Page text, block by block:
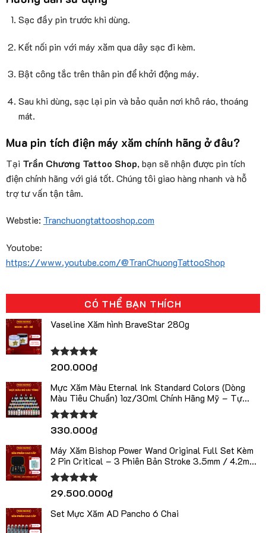
Sạc đầy pin trước khi dùng.
Kết nối pin với máy xăm qua dây sạc đi kèm.
Bật công tắc trên thân pin để khởi động máy.
Sau khi dùng, sạc lại pin và bảo quản nơi khô ráo, thoáng
mát.
Mua pin tích điện máy xăm chính hãng ở đâu?
Tại Trần Chương Tattoo Shop, bạn sẽ nhận được pin tích
điện chính hãng với giá tốt. Chúng tôi giao hàng nhanh và hỗ
trợ tư vấn tận tâm.
Webstie: Tranchuongtattooshop.com
Youtobe:
https://www.youtube.com/@TranChuongTattooShop
CÓ THỂ BẠN THÍCH
Vaseline Xăm hình BraveStar 280g
Được xếp
5 sao
200.000₫
Mực Xăm Màu Eternal Ink Standard Colors (Dòng
Màu Tiêu Chuẩn) 1oz/30ml Chính Hãng Mỹ – Tự
Chọn Màu
Được xếp
5 sao
330.000₫
Máy Xăm Bishop Power Wand Original Full Set Kèm
2 Pin Critical – 3 Phiên Bản Stroke 3.5mm / 4.2mm
/ 5.0mm
Được xếp
5 sao
29.500.000₫
Set Mực Xăm AD Pancho 6 Chai